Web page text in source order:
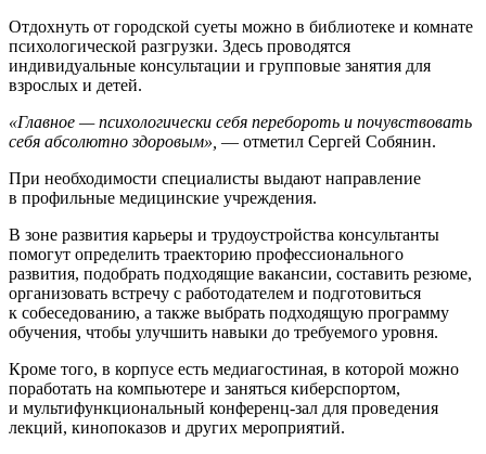
Отдохнуть от городской суеты можно в библиотеке и комнате
психологической разгрузки. Здесь проводятся
индивидуальные консультации и групповые занятия для
взрослых и детей.
«Главное — психологически себя перебороть и почувствовать
себя абсолютно здоровым», — отметил Сергей Собянин.
При необходимости специалисты выдают направление
в профильные медицинские учреждения.
В зоне развития карьеры и трудоустройства консультанты
помогут определить траекторию профессионального
развития, подобрать подходящие вакансии, составить резюме,
организовать встречу с работодателем и подготовиться
к собеседованию, а также выбрать подходящую программу
обучения, чтобы улучшить навыки до требуемого уровня.
Кроме того, в корпусе есть медиагостиная, в которой можно
поработать на компьютере и заняться киберспортом,
и мультифункциональный конференц-зал для проведения
лекций, кинопоказов и других мероприятий.